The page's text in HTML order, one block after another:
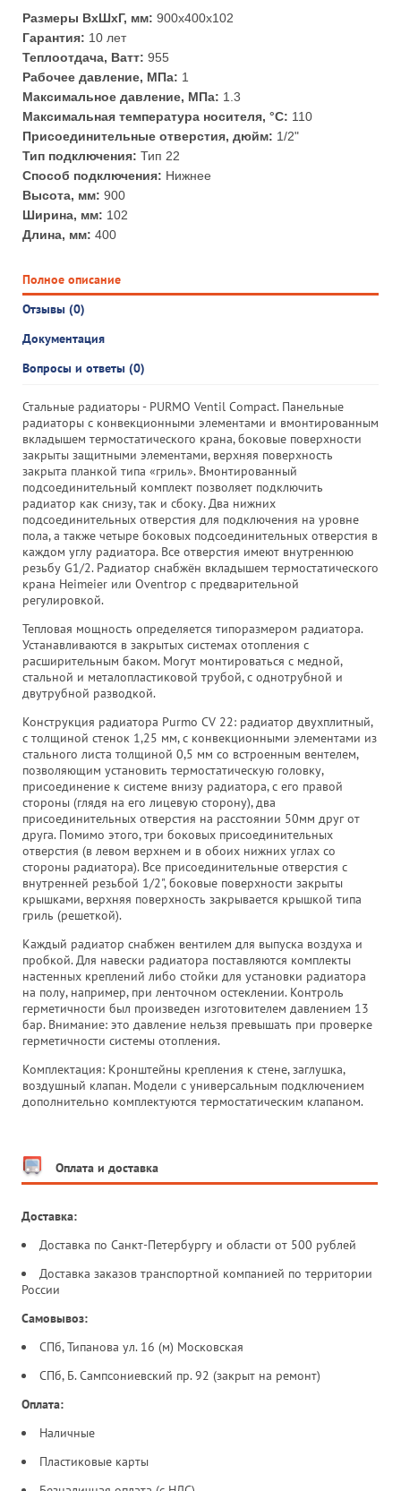
Размеры ВхШхГ, мм: 900x400x102
Гарантия: 10 лет
Теплоотдача, Ватт: 955
Рабочее давление, МПа: 1
Максимальное давление, МПа: 1.3
Максимальная температура носителя, °С: 110
Присоединительные отверстия, дюйм: 1/2"
Тип подключения: Тип 22
Способ подключения: Нижнее
Высота, мм: 900
Ширина, мм: 102
Длина, мм: 400
Полное описание
Отзывы (0)
Документация
Вопросы и ответы (0)
Стальные радиаторы - PURMO Ventil Compact. Панельные
радиаторы с конвекционными элементами и вмонтированным
вкладышем термостатического крана, боковые поверхности
закрыты защитными элементами, верхняя поверхность
закрыта планкой типа «гриль». Вмонтированный
подсоединительный комплект позволяет подключить
радиатор как снизу, так и сбоку. Два нижних
подсоединительных отверстия для подключения на уровне
пола, а также четыре боковых подсоединительных отверстия в
каждом углу радиатора. Все отверстия имеют внутреннюю
резьбу G1/2. Радиатор снабжён вкладышем термостатического
крана Heimeier или Oventrop с предварительной
регулировкой.
Тепловая мощность определяется типоразмером радиатора.
Устанавливаются в закрытых системах отопления с
расширительным баком. Могут монтироваться с медной,
стальной и металопластиковой трубой, с однотрубной и
двутрубной разводкой.
Конструкция радиатора Purmo CV 22: радиатор двухплитный,
с толщиной стенок 1,25 мм, с конвекционными элементами из
стального листа толщиной 0,5 мм со встроенным вентелем,
позволяющим установить термостатическую головку,
присоединение к системе внизу радиатора, с его правой
стороны (глядя на его лицевую сторону), два
присоединительных отверстия на расстоянии 50мм друг от
друга. Помимо этого, три боковых присоединительных
отверстия (в левом верхнем и в обоих нижних углах со
стороны радиатора). Все присоединительные отверстия с
внутренней резьбой 1/2", боковые поверхности закрыты
крышками, верхняя поверхность закрывается крышкой типа
гриль (решеткой).
Каждый радиатор снабжен вентилем для выпуска воздуха и
пробкой. Для навески радиатора поставляются комплекты
настенных креплений либо стойки для установки радиатора
на полу, например, при ленточном остеклении. Контроль
герметичности был произведен изготовителем давлением 13
бар. Внимание: это давление нельзя превышать при проверке
герметичности системы отопления.
Комплектация: Кронштейны крепления к стене, заглушка,
воздушный клапан. Mодели с универсальным подключением
дополнительно комплектуются термостатическим клапаном.
Оплата и доставка
Доставка:
Доставка по Санкт-Петербургу и области от 500 рублей
Доставка заказов транспортной компанией по территории
России
Самовывоз:
СПб, Типанова ул. 16 (м) Московская
СПб, Б. Сампсониевский пр. 92 (закрыт на ремонт)
Оплата:
Наличные
Пластиковые карты